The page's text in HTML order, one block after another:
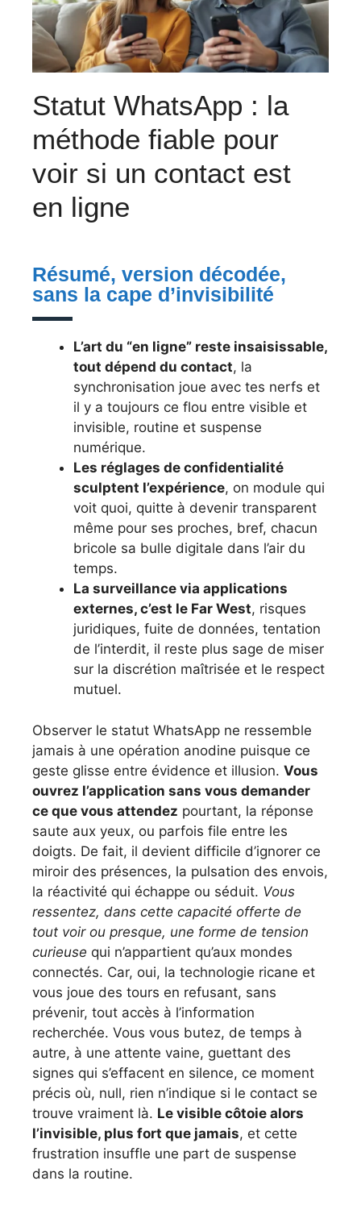
Statut WhatsApp : la
méthode fiable pour
voir si un contact est
en ligne
Résumé, version décodée,
sans la cape d’invisibilité
L’art du “en ligne” reste insaisissable,
tout dépend du contact, la
synchronisation joue avec tes nerfs et
il y a toujours ce flou entre visible et
invisible, routine et suspense
numérique.
Les réglages de confidentialité
sculptent l’expérience, on module qui
voit quoi, quitte à devenir transparent
même pour ses proches, bref, chacun
bricole sa bulle digitale dans l’air du
temps.
La surveillance via applications
externes, c’est le Far West, risques
juridiques, fuite de données, tentation
de l’interdit, il reste plus sage de miser
sur la discrétion maîtrisée et le respect
mutuel.
Observer le statut WhatsApp ne ressemble
jamais à une opération anodine puisque ce
geste glisse entre évidence et illusion. Vous
ouvrez l’application sans vous demander
ce que vous attendez pourtant, la réponse
saute aux yeux, ou parfois file entre les
doigts. De fait, il devient difficile d’ignorer ce
miroir des présences, la pulsation des envois,
la réactivité qui échappe ou séduit. Vous
ressentez, dans cette capacité offerte de
tout voir ou presque, une forme de tension
curieuse qui n’appartient qu’aux mondes
connectés. Car, oui, la technologie ricane et
vous joue des tours en refusant, sans
prévenir, tout accès à l’information
recherchée. Vous vous butez, de temps à
autre, à une attente vaine, guettant des
signes qui s’effacent en silence, ce moment
précis où, null, rien n’indique si le contact se
trouve vraiment là. Le visible côtoie alors
l’invisible, plus fort que jamais, et cette
frustration insuffle une part de suspense
dans la routine.